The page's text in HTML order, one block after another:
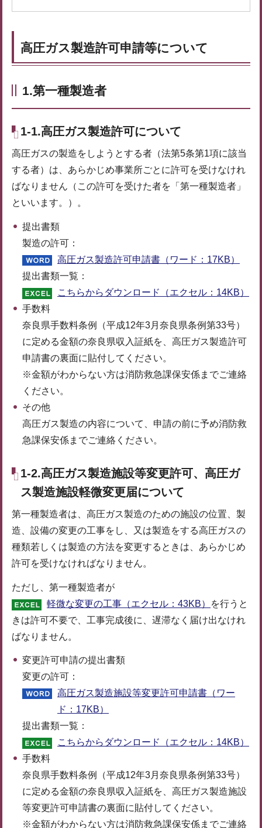
高圧ガス製造許可申請等について
1.第一種製造者
1-1.高圧ガス製造許可について
高圧ガスの製造をしようとする者（法第5条第1項に該当
する者）は、あらかじめ事業所ごとに許可を受けなけれ
ばなりません（この許可を受けた者を「第一種製造者」
といいます。）。
提出書類
製造の許可：
高圧ガス製造許可申請書（ワード：17KB）
提出書類一覧：
こちらからダウンロード（エクセル：14KB）
手数料
奈良県手数料条例（平成12年3月奈良県条例第33号）
に定める金額の奈良県収入証紙を、高圧ガス製造許可
申請書の裏面に貼付してください。
※金額がわからない方は消防救急課保安係までご連絡
ください。
その他
高圧ガス製造の内容について、申請の前に予め消防救
急課保安係までご連絡ください。
1-2.高圧ガス製造施設等変更許可、高圧ガ
ス製造施設軽微変更届について
第一種製造者は、高圧ガス製造のための施設の位置、製
造、設備の変更の工事をし、又は製造をする高圧ガスの
種類若しくは製造の方法を変更するときは、あらかじめ
許可を受けなければなりません。
ただし、第一種製造者が
軽微な変更の工事（エクセル：43KB）
を行うと
きは許可不要で、工事完成後に、遅滞なく届け出なけれ
ばなりません。
変更許可申請の提出書類
変更の許可：
高圧ガス製造施設等変更許可申請書（ワー
ド：17KB）
提出書類一覧：
こちらからダウンロード（エクセル：14KB）
手数料
奈良県手数料条例（平成12年3月奈良県条例第33号）
に定める金額の奈良県収入証紙を、高圧ガス製造施設
等変更許可申請書の裏面に貼付してください。
※金額がわからない方は消防救急課保安係までご連絡